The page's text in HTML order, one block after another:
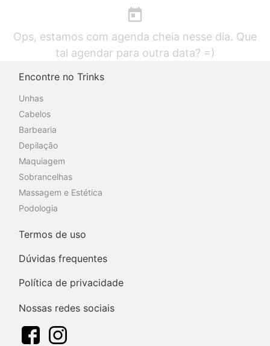
today
Ops, estamos com agenda cheia nesse dia. Que
tal agendar para outra data? =)
Encontre no Trinks
Unhas
Cabelos
Barbearia
Depilação
Maquiagem
Sobrancelhas
Massagem e Estética
Podologia
Termos de uso
Dúvidas frequentes
Política de privacidade
Nossas redes sociais